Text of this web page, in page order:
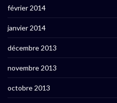
février 2014
janvier 2014
décembre 2013
novembre 2013
octobre 2013